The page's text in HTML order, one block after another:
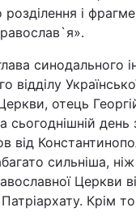
і
синодального
відділу
отець
сьогоднішній день
від
сильніша,
Церкви
Крім